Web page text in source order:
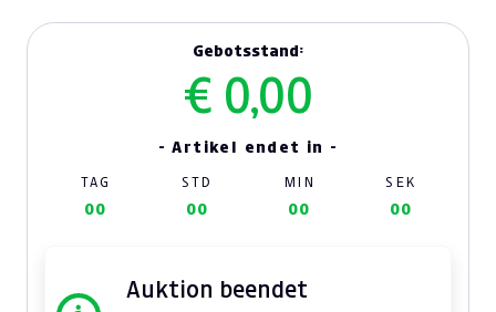
Gebotsstand:
€ 0,00
- Artikel endet in -
TAG STD MIN SEK
00 00 00 00
Auktion beendet